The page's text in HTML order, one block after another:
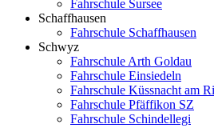
Fahrschule Sursee
Schaffhausen
Fahrschule Schaffhausen
Schwyz
Fahrschule Arth Goldau
Fahrschule Einsiedeln
Fahrschule Küssnacht am
Fahrschule Pfäffikon SZ
Fahrschule Schindellegi